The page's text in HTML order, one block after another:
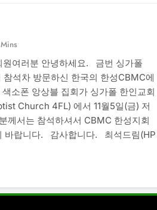
여러분 안녕하세요. 금번 싱가폴
석차 방문하신 한국의 한성CBMC에
소폰 앙상블 집회가 싱가폴 한인교회
Church 4FL) 에서 11월5일(금) 저
께서는 참석하셔서 CBMC 한성지회
바랍니다. 감사합니다. 최석드림(HP